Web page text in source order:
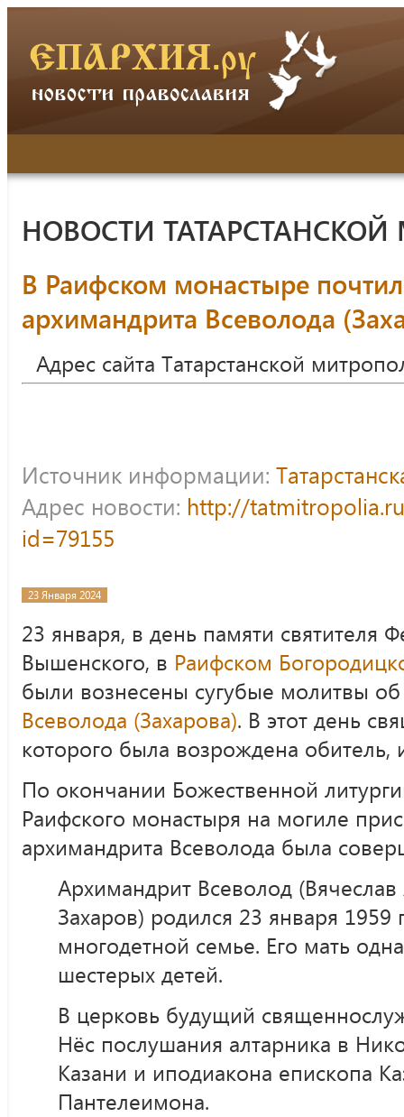
НОВОСТИ
В Раифском монастыре
архимандрита Всеволода
Адрес сайта Татарстанской
Источник информации:
Адрес новости: http://
id=79155
23 Января 2024
23 января, в день памяти святителя
Вышенского, в Раифском
были вознесены сугубые молитвы
Всеволода (Захарова). В этот день
которого была возрождена обитель,
По окончании Божественной
Раифского монастыря на могиле
архимандрита Всеволода была
Архимандрит Всеволод
Захаров) родился 23 января 1959
многодетной семье. Его мать
шестерых детей.
В церковь будущий
Нёс послушания алтарника в
Казани и иподиакона епископа
Пантелеимона.